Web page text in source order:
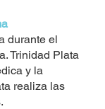
durante el
Trinidad Plata
y la
realiza las